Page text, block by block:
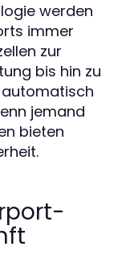
werden
immer
zur
bis hin zu
automatisch
jemand
bieten